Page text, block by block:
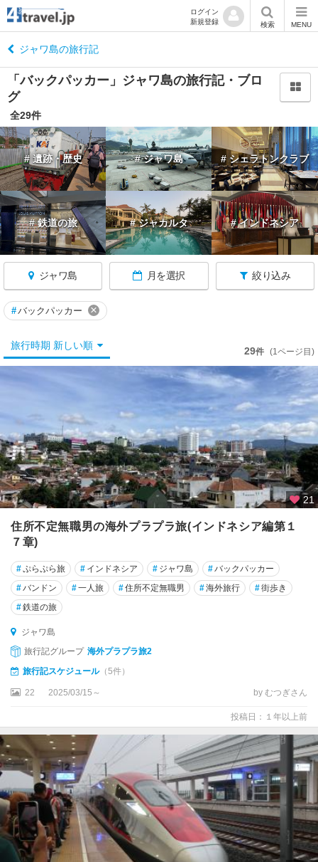
ログイン
新規登録
検索 MENU
ジャワ島の旅行記
「バックパッカー」ジャワ島の旅行記・ブロ
グ
全29件
# 遺跡・歴史 # ジャワ島 # シェラトンクラブ
# 鉄道の旅 # ジャカルタ # インドネシア
ジャワ島 月を選択 絞り込み
イ
ン
ド
ネ
シ
ア
へ
戻
る
★
ジ
ャ
ル
タ
ワ
島
★
ジ
グ
ジ
カ
ル
タ
★
バ
島
ン
タ
ン
★
ボ
ロ
#バックパッカー ×
旅行時期 新しい順 29件 (1ページ目)
21
住所不定無職男の海外プラプラ旅(インドネシア編第１
７章)
#ぷらぷら旅 # インドネシア # ジャワ島 #バックパッカー
#バンドン #一人旅 #住所不定無職男 #海外旅行 #街歩き
#鉄道の旅
ジャワ島
旅行記グループ 海外プラプラ旅2
旅行記スケジュール（5件）
22 2025/03/15～ by むつぎさん
投稿日：１年以上前